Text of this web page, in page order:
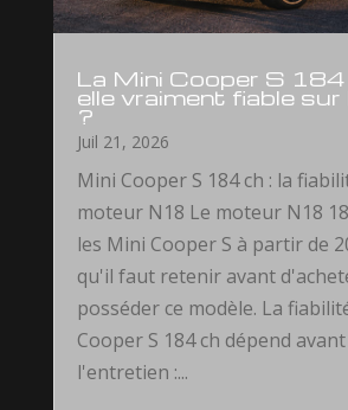
La Mini Cooper S
elle vraiment fiable sur
?
Juil 21, 2026
Mini Cooper S 184 ch : la
moteur N18 Le moteur N18
les Mini Cooper S à partir de
qu'il faut retenir avant
posséder ce modèle. La
Cooper S 184 ch dépend
l'entretien :...